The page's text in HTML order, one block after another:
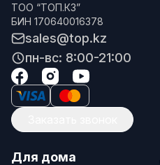
ТОО “ТОП.КЗ”
БИН 170640016378
sales@top.kz
пн-вс: 8:00-21:00
Для дома